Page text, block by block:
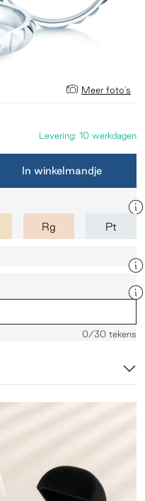
Meer foto's
Levering: 10 werkdagen
In winkelmandje
Rg Pt
0/30 tekens